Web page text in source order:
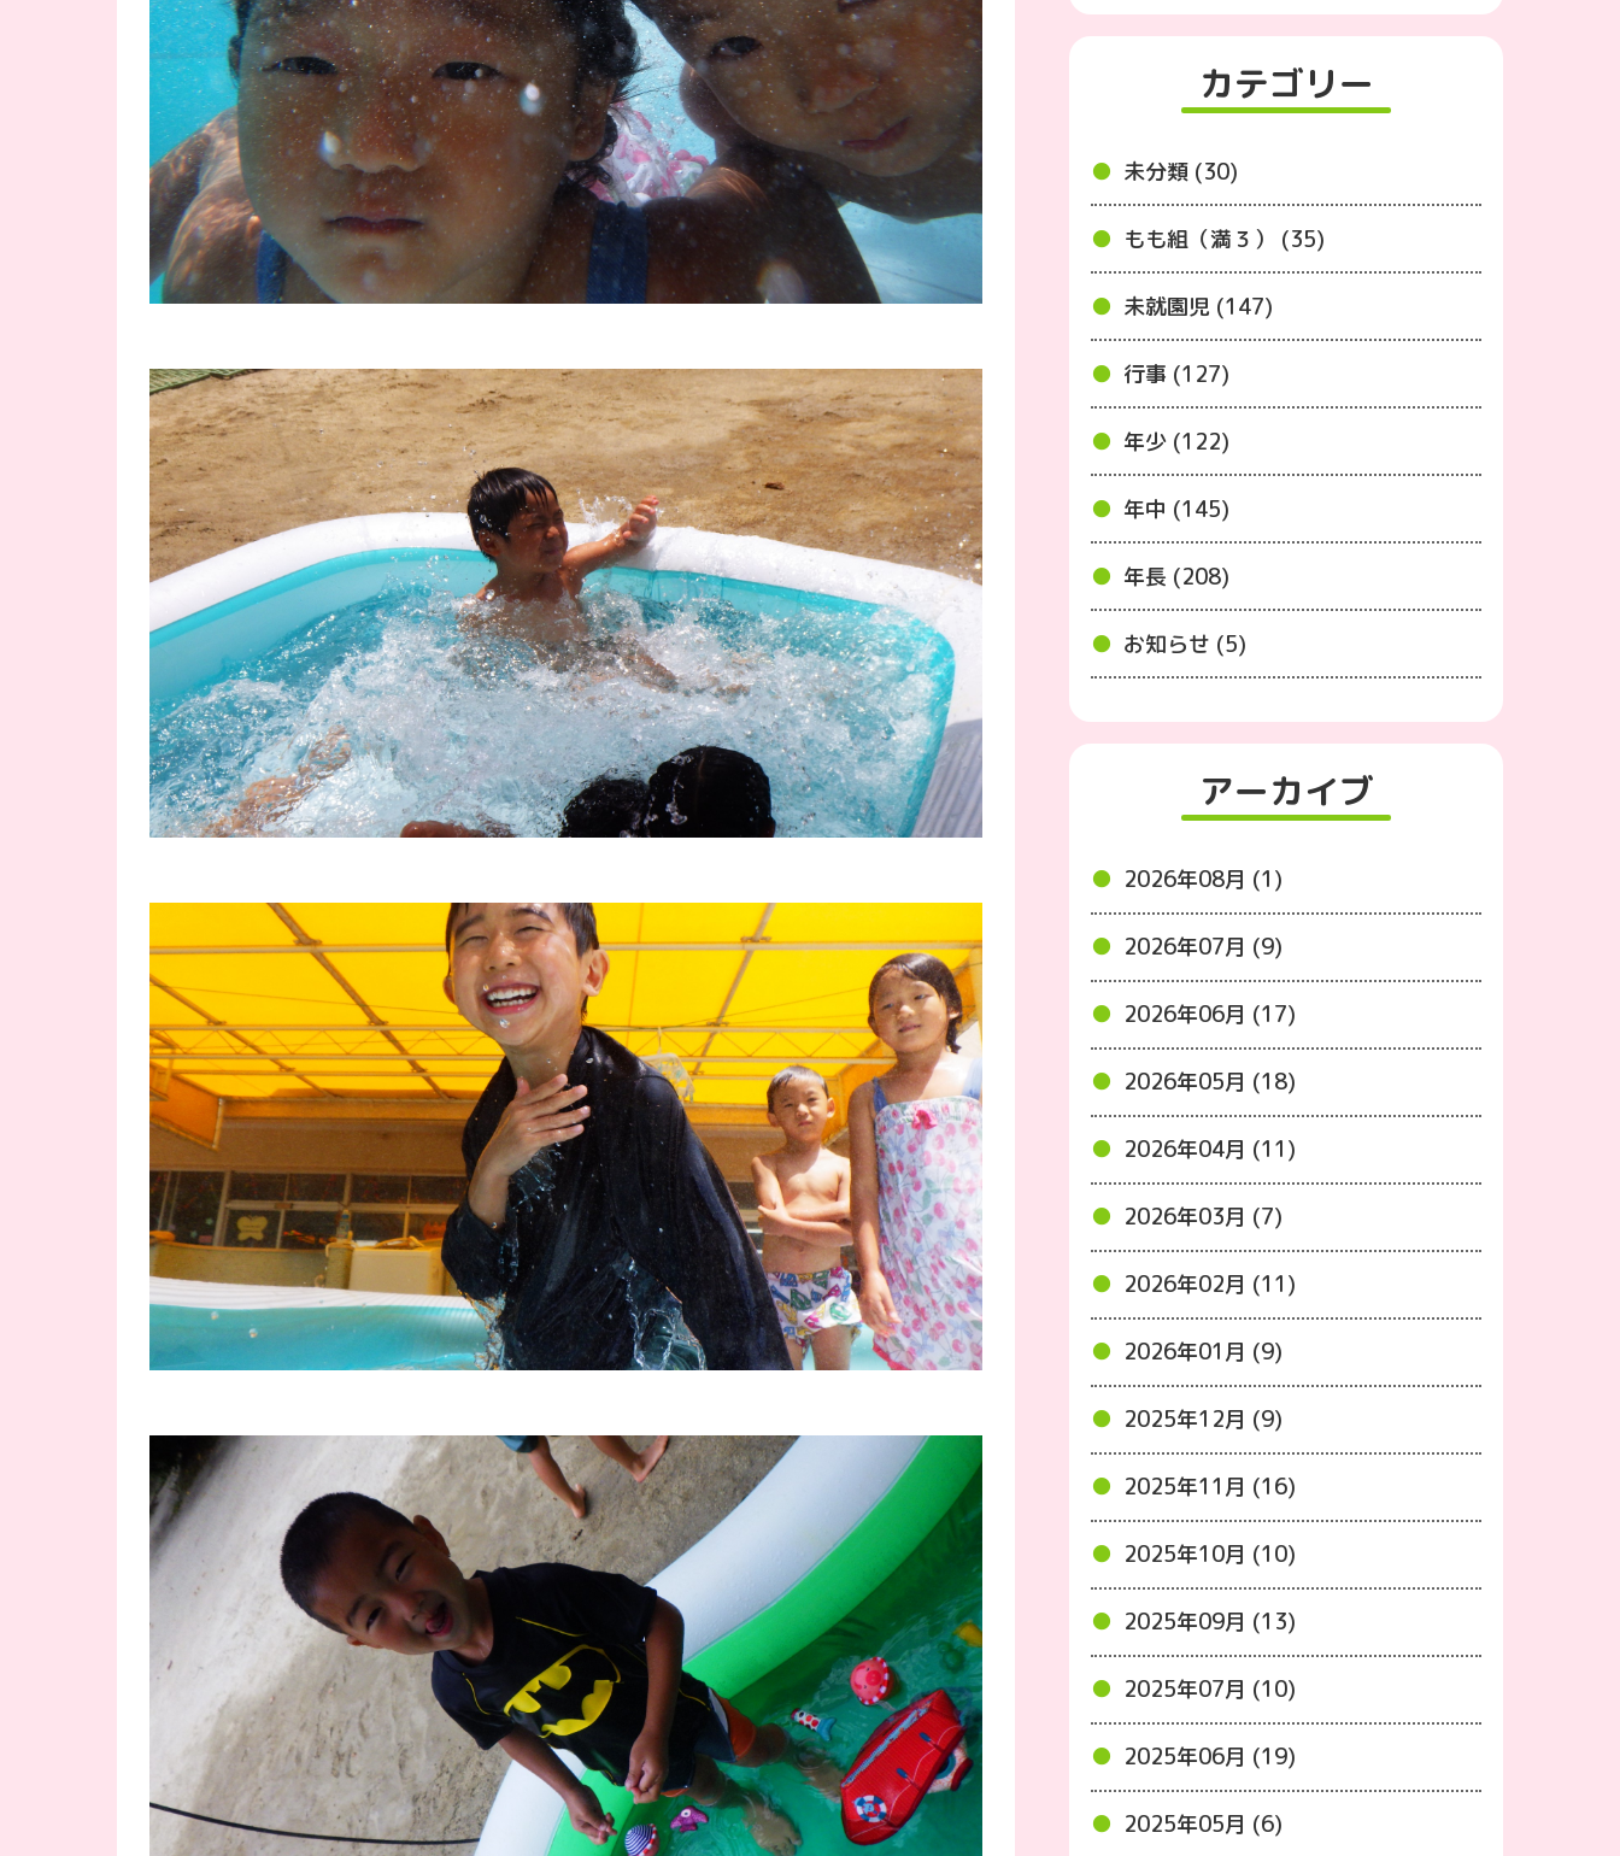
カテゴリー
未分類 (30)
もも組（満３） (35)
未就園児 (147)
行事 (127)
年少 (122)
年中 (145)
年長 (208)
お知らせ (5)
アーカイブ
2026年08月 (1)
2026年07月 (9)
2026年06月 (17)
2026年05月 (18)
2026年04月 (11)
2026年03月 (7)
2026年02月 (11)
2026年01月 (9)
2025年12月 (9)
2025年11月 (16)
2025年10月 (10)
2025年09月 (13)
2025年07月 (10)
2025年06月 (19)
2025年05月 (6)